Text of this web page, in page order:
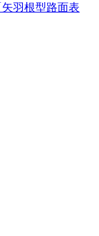
羽根型路面表